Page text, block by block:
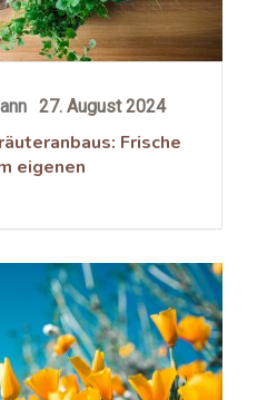
27. August 2024
Frische
eigenen